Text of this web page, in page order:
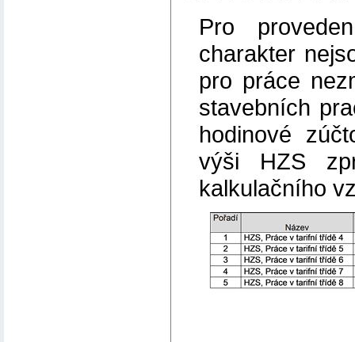
Pro
charakter
pro práce
stavebních
hodinové
výši HZS
kalkulačního